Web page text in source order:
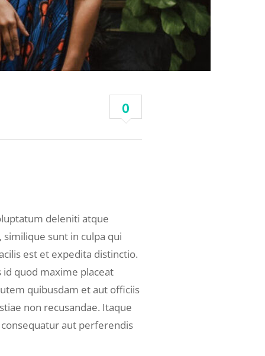
0
deleniti atque
sunt in culpa qui
est et expedita distinctio.
quod maxime placeat
quibusdam et aut officiis
non recusandae. Itaque
aut perferendis